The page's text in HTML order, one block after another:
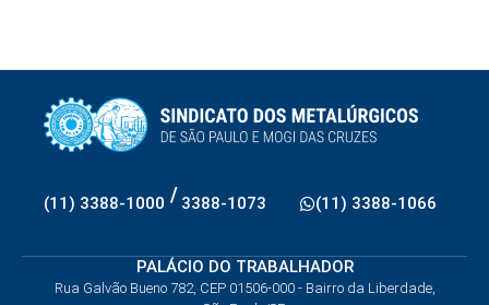
(11) 3388-1000 / 3388-1073 (11) 3388-1066
PALÁCIO DO TRABALHADOR
Rua Galvão Bueno 782, CEP 01506-000 - Bairro da Liberdade,